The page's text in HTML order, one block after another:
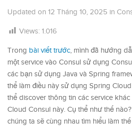
Updated on 12 Tháng 10, 2025 in
Views: 1.016
Trong bài viết trước, mình đã hướng
một service vào Consul sử dụng
các bạn sử dụng Java và Spring
thể làm điều này sử dụng Spring
thể discover thông tin các service
Cloud Consul này. Cụ thể như thế
chúng ta sẽ cùng nhau tìm hiểu làm